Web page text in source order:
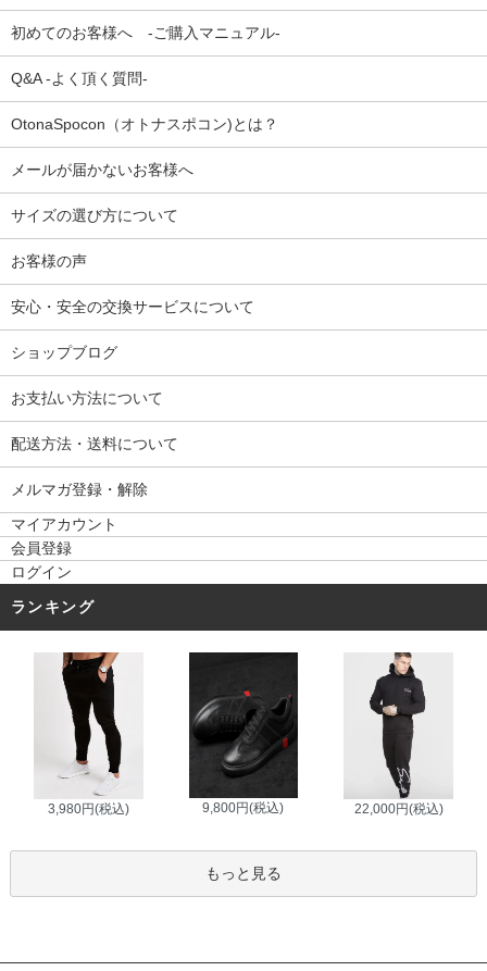
初めてのお客様へ -ご購入マニュアル-
Q&A -よく頂く質問-
OtonaSpocon（オトナスポコン)とは？
メールが届かないお客様へ
サイズの選び方について
お客様の声
安心・安全の交換サービスについて
ショップブログ
お支払い方法について
配送方法・送料について
メルマガ登録・解除
マイアカウント
会員登録
ログイン
ランキング
3,980円(税込) 9,800円(税込) 22,000円(税込)
もっと見る